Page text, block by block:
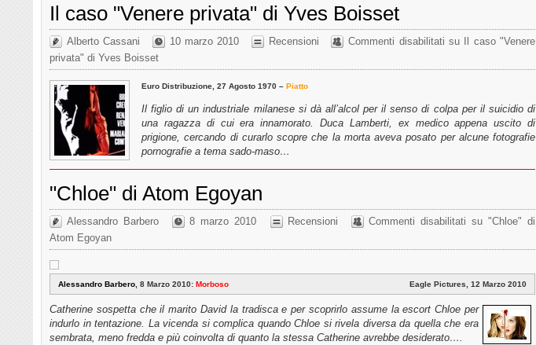
Il caso "Venere privata" di Yves Boisset
Alberto Cassani 10 marzo 2010 Recensioni Commenti disabilitati su Il caso "Venere
privata" di Yves Boisset
Euro Distribuzione, 27 Agosto 1970 – Piatto
Il figlio di un industriale milanese si dà all’alcol per il senso di colpa per il suicidio di
una ragazza di cui era innamorato. Duca Lamberti, ex medico appena uscito di
prigione, cercando di curarlo scopre che la morta aveva posato per alcune fotografie
pornografie a tema sado-maso…
"Chloe" di Atom Egoyan
Alessandro Barbero 8 marzo 2010 Recensioni Commenti disabilitati su "Chloe" di
Atom Egoyan
Alessandro Barbero , 8 Marzo 2010: Morboso Eagle Pictures, 12 Marzo 2010
Catherine sospetta che il marito David la tradisca e per scoprirlo assume la escort Chloe per
indurlo in tentazione. La vicenda si complica quando Chloe si rivela diversa da quella che era
sembrata, meno fredda e più coinvolta di quanto la stessa Catherine avrebbe desiderato….